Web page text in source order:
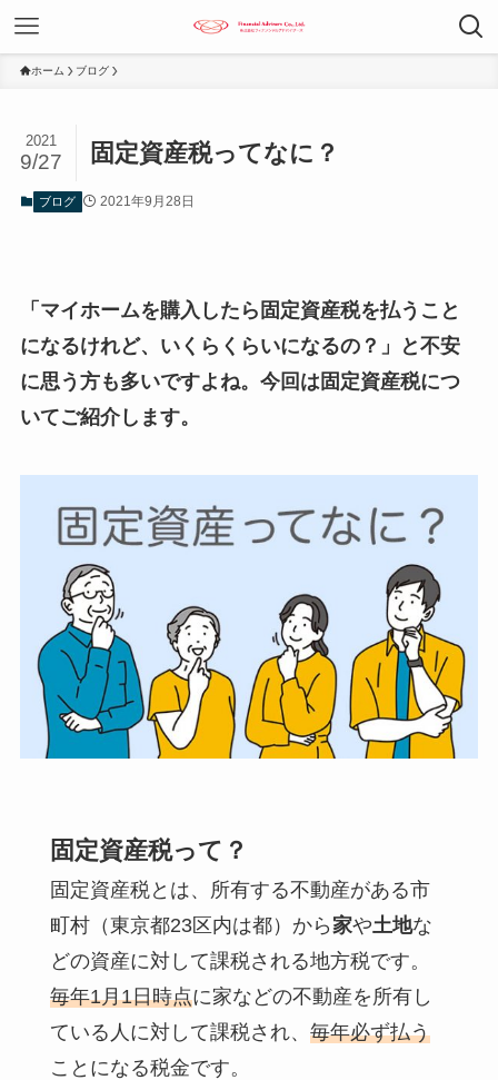
ホーム ブログ
固定資産税ってなに？
2021
9/27
ブログ 2021年9月28日
「マイホームを購入したら固定資産税を払うこと
になるけれど、いくらくらいになるの？」と不安
に思う方も多いですよね。今回は固定資産税につ
いてご紹介します。
固定資産税って？
固定資産税とは、
所有する不動産がある市
町村（東京都23区内は都）から家や土地な
どの資産に対して課税される地方税です。
毎年1月1日時点に家などの不動産を所有し
ている人に対して課税され、 毎年必ず払う
ことになる税金です。